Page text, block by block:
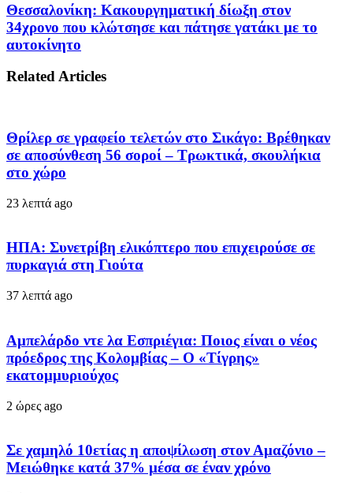
Θεσσαλονίκη: Κακουργηματική δίωξη στον
34χρονο που κλώτσησε και πάτησε γατάκι με το
αυτοκίνητο
Related Articles
Θρίλερ σε γραφείο τελετών στο Σικάγο: Βρέθηκαν
σε αποσύνθεση 56 σοροί – Τρωκτικά, σκουλήκια
στο χώρο
23 λεπτά ago
ΗΠΑ: Συνετρίβη ελικόπτερο που επιχειρούσε σε
πυρκαγιά στη Γιούτα
37 λεπτά ago
Αμπελάρδο ντε λα Εσπριέγια: Ποιος είναι ο νέος
πρόεδρος της Κολομβίας – Ο «Τίγρης»
εκατομμυριούχος
2 ώρες ago
Σε χαμηλό 10ετίας η αποψίλωση στον Αμαζόνιο –
Μειώθηκε κατά 37% μέσα σε έναν χρόνο